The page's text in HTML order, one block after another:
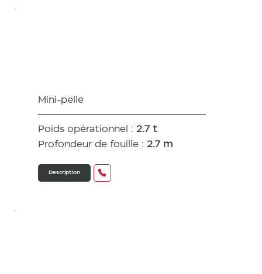
Mini-pelle
Poids opérationnel : 2.7 t
Profondeur de fouille : 2.7 m
Description